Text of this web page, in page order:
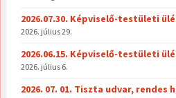
2026.07.30. Képviselő-testületi
2026. július 29.
2026.06.15. Képviselő-testületi
2026. július 6.
2026. 07. 01. Tiszta udvar, rendes